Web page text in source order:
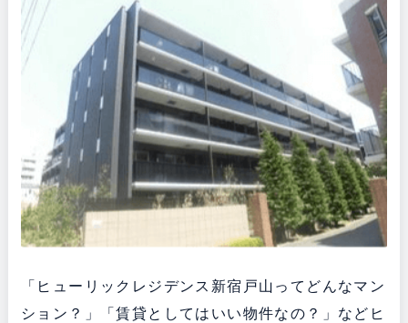
「ヒューリックレジデンス新宿戸山ってどんなマン
ション？」「賃貸としてはいい物件なの？」などヒ